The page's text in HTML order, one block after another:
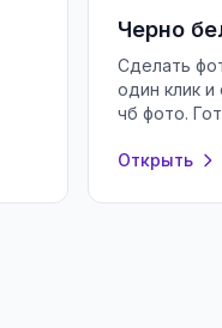
Черно
Сделать
один клик
чб фото.
Открыть